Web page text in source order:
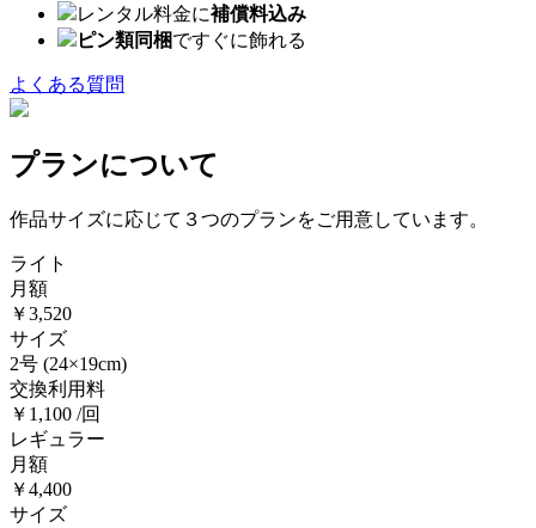
レンタル料金に補償料込み
ピン類同梱ですぐに飾れる
よくある質問
プランについて
作品サイズに応じて３つのプランをご用意しています。
ライト
月額
￥3,520
サイズ
2号 (24×19cm)
交換利用料
￥1,100 /回
レギュラー
月額
￥4,400
サイズ